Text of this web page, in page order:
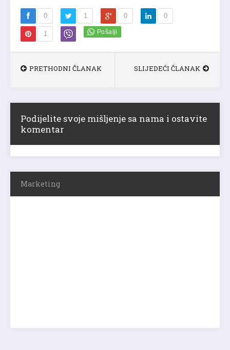
0 1 0 0
1
PRETHODNI ČLANAK SLIJEDEĆI ČLANAK
Podijelite svoje mišljenje sa nama i ostavite
komentar
Marketing